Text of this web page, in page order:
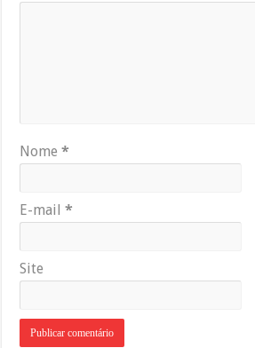
Nome*
E-mail*
Site